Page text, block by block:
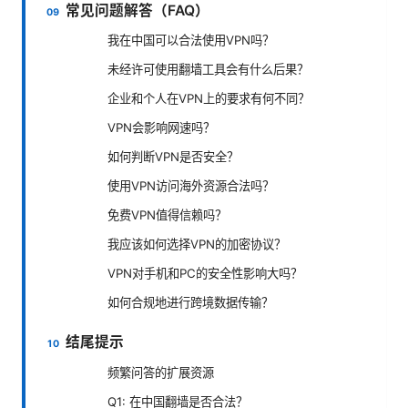
常见问题解答（FAQ）
我在中国可以合法使用VPN吗？
未经许可使用翻墙工具会有什么后果？
企业和个人在VPN上的要求有何不同？
VPN会影响网速吗？
如何判断VPN是否安全？
使用VPN访问海外资源合法吗？
免费VPN值得信赖吗？
我应该如何选择VPN的加密协议？
VPN对手机和PC的安全性影响大吗？
如何合规地进行跨境数据传输？
结尾提示
频繁问答的扩展资源
Q1: 在中国翻墙是否合法？